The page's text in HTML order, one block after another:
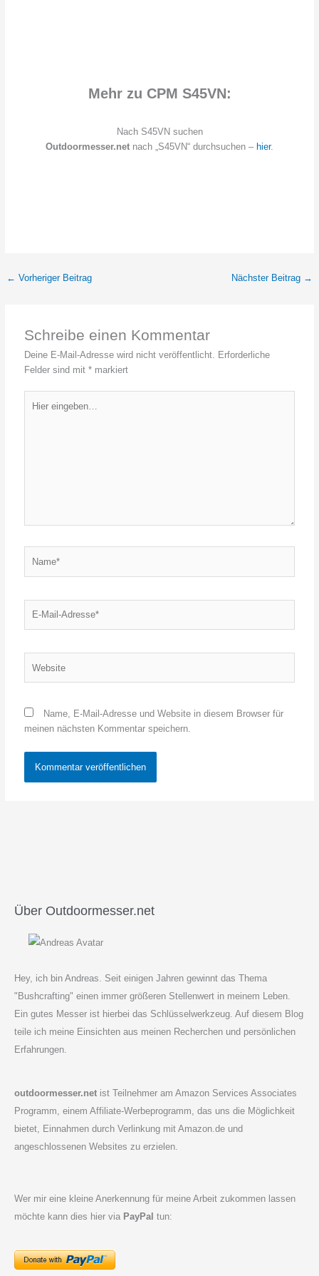
Mehr zu CPM S45VN:
Nach S45VN suchen
Outdoormesser.net nach „S45VN“ durchsuchen – hier.
← Vorheriger Beitrag Nächster Beitrag →
Schreibe einen Kommentar
Deine E-Mail-Adresse wird nicht veröffentlicht. Erforderliche
Felder sind mit* markiert
eingeben…
Name, E-Mail-Adresse und Website in diesem Browser für
meinen nächsten Kommentar speichern.
Über Outdoormesser.net
Hey, ich bin Andreas. Seit einigen Jahren gewinnt das Thema
"Bushcrafting" einen immer größeren Stellenwert in meinem Leben.
Ein gutes Messer ist hierbei das Schlüsselwerkzeug. Auf diesem Blog
teile ich meine Einsichten aus meinen Recherchen und persönlichen
Erfahrungen.
outdoormesser.netist Teilnehmer am Amazon Services Associates
Programm, einem Affiliate-Werbeprogramm, das uns die Möglichkeit
bietet, Einnahmen durch Verlinkung mit Amazon.de und
angeschlossenen Websites zu erzielen.
Wer mir eine kleine Anerkennung für meine Arbeit zukommen lassen
möchte kann dies hier via PayPal tun: